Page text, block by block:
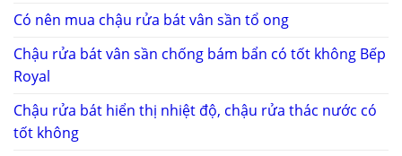
Có nên mua chậu rửa bát vân sần tổ ong
Chậu rửa bát vân sần chống bám bẩn có tốt không Bếp
Royal
Chậu rửa bát hiển thị nhiệt độ, chậu rửa thác nước có
tốt không